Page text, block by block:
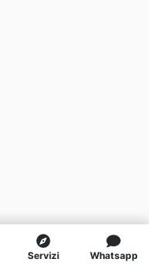
Servizi Whatsapp